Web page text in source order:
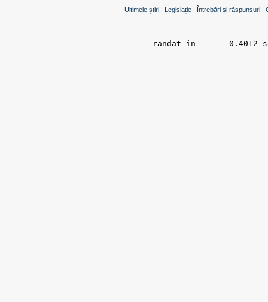
Ultimele știri | Legislație | Întrebări și răspunsuri |
randat în